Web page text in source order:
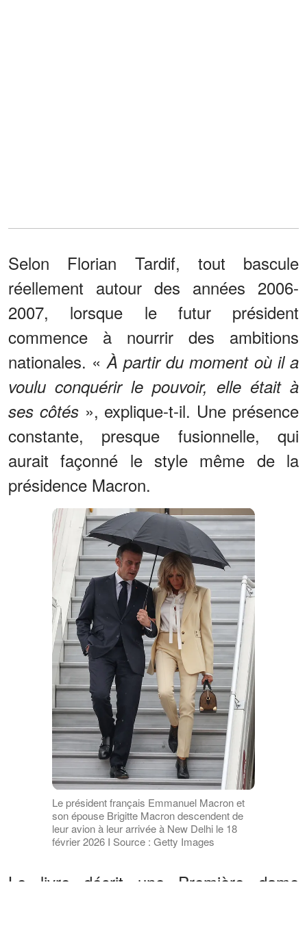
Selon Florian Tardif, tout bascule
réellement autour des années 2006-
2007, lorsque le futur président
commence à nourrir des ambitions
nationales. «À partir du moment où il a
voulu conquérir le pouvoir, elle était à
ses côtés», explique-t-il. Une présence
constante, presque fusionnelle, qui
aurait façonné le style même de la
présidence Macron.
Le président français Emmanuel Macron et
son épouse Brigitte Macron descendent de
leur avion à leur arrivée à New Delhi le 18
février 2026 I Source : Getty Images
Le livre décrit une Première dame